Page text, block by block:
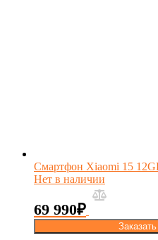
Смартфон Xiaomi 15
Нет в наличии
69 990₽
Заказать